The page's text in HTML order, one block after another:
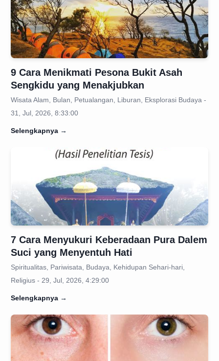
9 Cara Menikmati Pesona Bukit Asah
Sengkidu yang Menakjubkan
Wisata Alam, Bulan, Petualangan, Liburan, Eksplorasi Budaya -
31, Jul, 2026, 8:33:00
Selengkapnya →
7 Cara Menyukuri Keberadaan Pura Dalem
Suci yang Menyentuh Hati
Spiritualitas, Pariwisata, Budaya, Kehidupan Sehari-hari,
Religius - 29, Jul, 2026, 4:29:00
Selengkapnya →